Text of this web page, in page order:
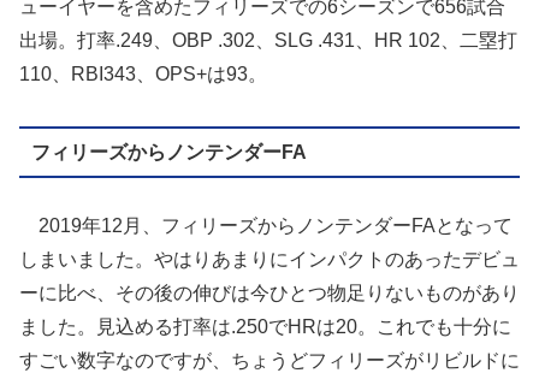
ューイヤーを含めたフィリーズでの6シーズンで656試合
出場。打率.249、OBP .302、SLG .431、HR 102、二塁打
110、RBI343、OPS+は93。
フィリーズからノンテンダーFA
2019年12月、フィリーズからノンテンダーFAとなって
しまいました。やはりあまりにインパクトのあったデビュ
ーに比べ、その後の伸びは今ひとつ物足りないものがあり
ました。見込める打率は.250でHRは20。これでも十分に
すごい数字なのですが、ちょうどフィリーズがリビルドに